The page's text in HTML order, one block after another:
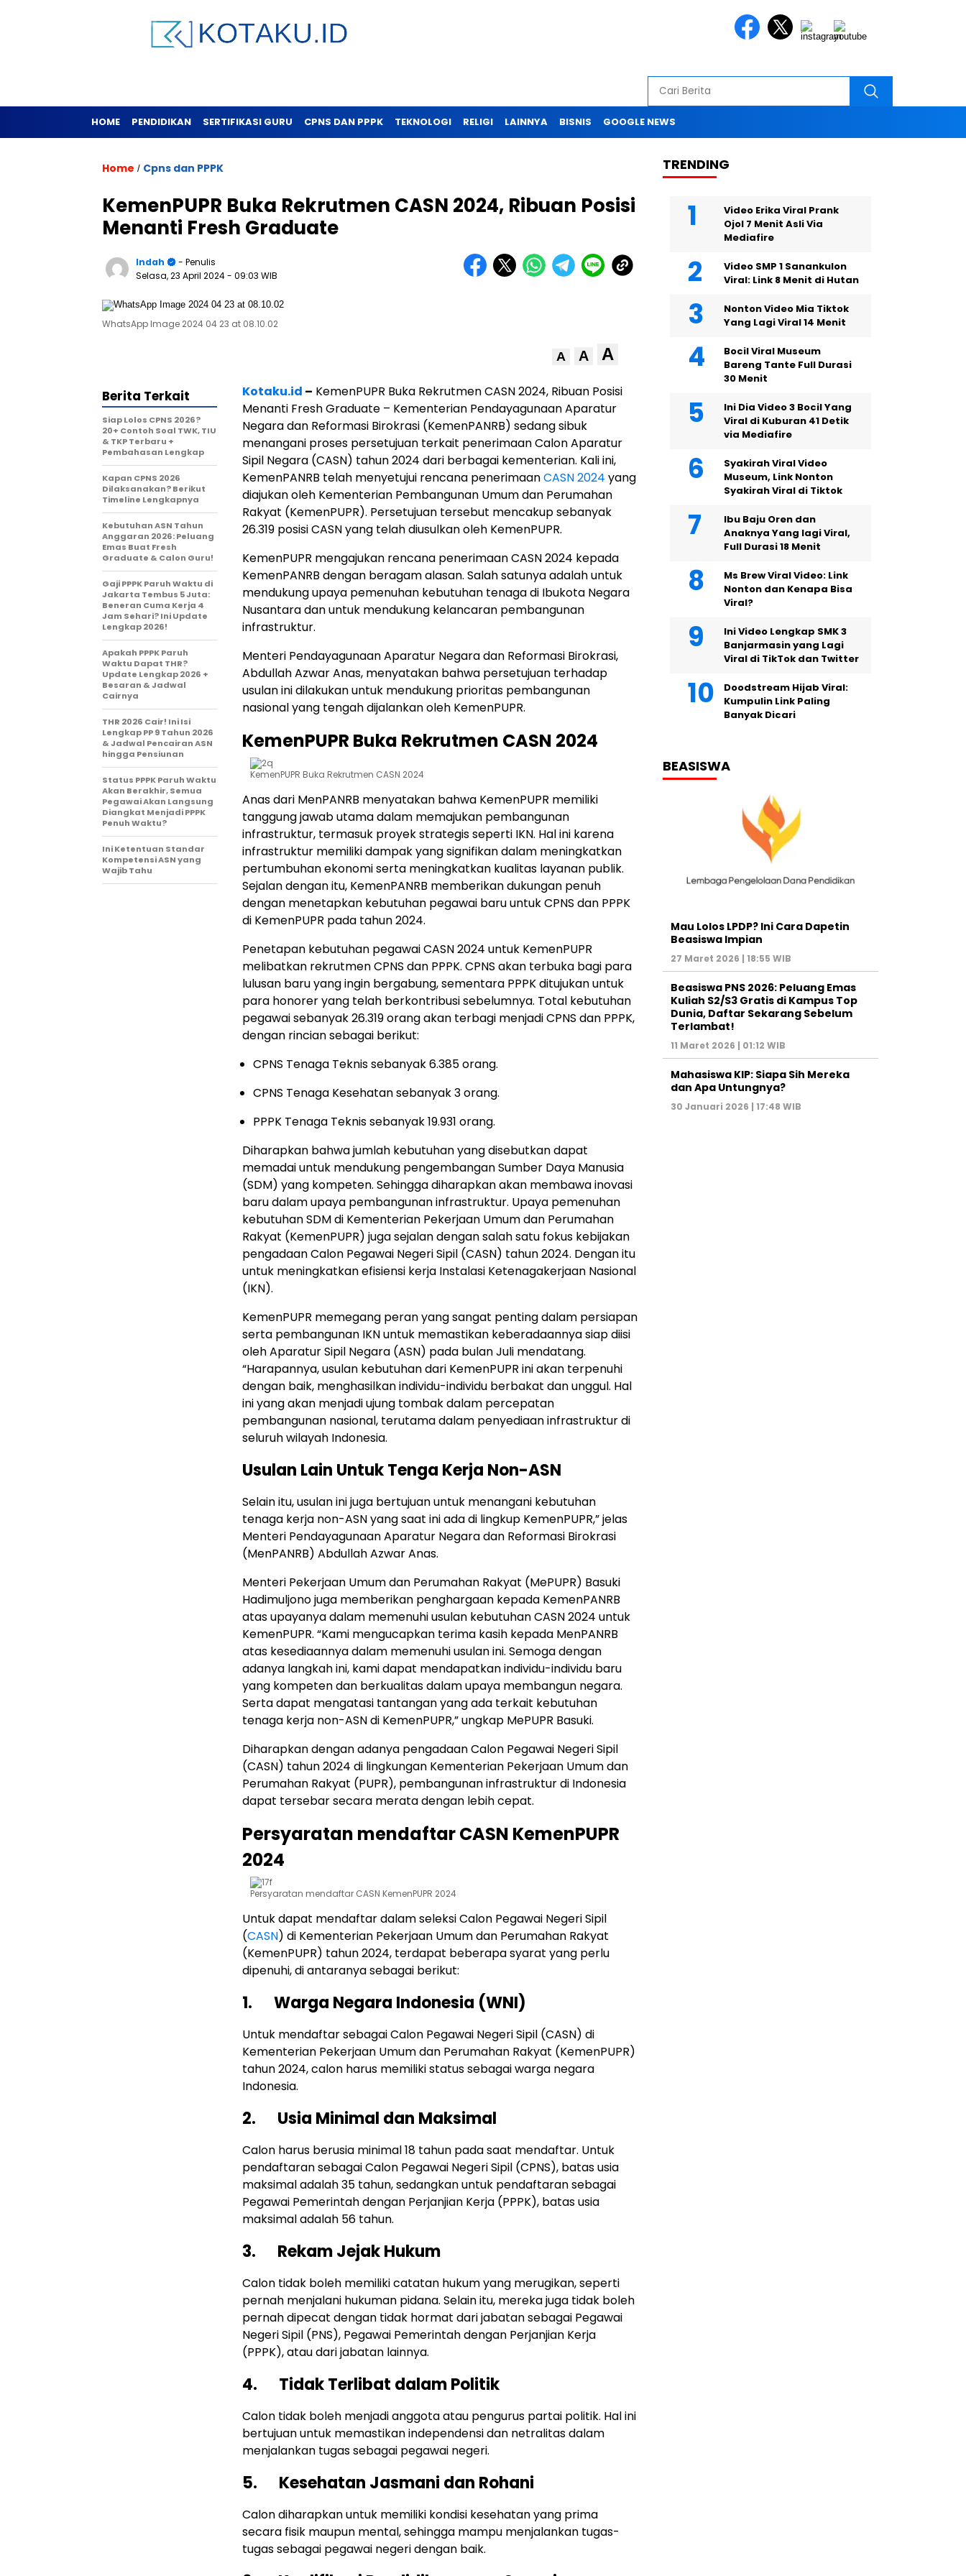
HOME PENDIDIKAN SERTIFIKASI GURU CPNS DAN PPPK TEKNOLOGI RELIGI LAINNYA BISNIS GOOGLE NEWS
Home / Cpns dan PPPK
KemenPUPR Buka Rekrutmen CASN 2024, Ribuan Posisi
Menanti Fresh Graduate
Indah
- Penulis
Selasa, 23 April 2024- 09:03 WIB
WhatsApp Image 2024 04 23 at 08.10.02
A A A
Kotaku.id – KemenPUPR Buka Rekrutmen CASN 2024, Ribuan Posisi
Menanti Fresh Graduate – Kementerian Pendayagunaan Aparatur
Negara dan Reformasi Birokrasi (KemenPANRB) sedang sibuk
menangani proses persetujuan terkait penerimaan Calon Aparatur
Sipil Negara (CASN) tahun 2024 dari berbagai kementerian. Kali ini,
KemenPANRB telah menyetujui rencana penerimaanCASN 2024 yang
diajukan oleh Kementerian Pembangunan Umum dan Perumahan
Rakyat (KemenPUPR). Persetujuan tersebut mencakup sebanyak
26.319 posisi CASN yang telah diusulkan oleh KemenPUPR.
KemenPUPR mengajukan rencana penerimaan CASN 2024 kepada
KemenPANRB dengan beragam alasan. Salah satunya adalah untuk
mendukung upaya pemenuhan kebutuhan tenaga di Ibukota Negara
Nusantara dan untuk mendukung kelancaran pembangunan
infrastruktur.
Menteri Pendayagunaan Aparatur Negara dan Reformasi Birokrasi,
Abdullah Azwar Anas, menyatakan bahwa persetujuan terhadap
usulan ini dilakukan untuk mendukung prioritas pembangunan
nasional yang tengah dijalankan oleh KemenPUPR.
KemenPUPR Buka Rekrutmen CASN 2024
KemenPUPR Buka Rekrutmen CASN 2024
Anas dari MenPANRB menyatakan bahwa KemenPUPR memiliki
tanggung jawab utama dalam memajukan pembangunan
infrastruktur, termasuk proyek strategis seperti IKN. Hal ini karena
infrastruktur memiliki dampak yang signifikan dalam meningkatkan
pertumbuhan ekonomi serta meningkatkan kualitas layanan publik.
Sejalan dengan itu, KemenPANRB memberikan dukungan penuh
dengan menetapkan kebutuhan pegawai baru untuk CPNS dan PPPK
di KemenPUPR pada tahun 2024.
Penetapan kebutuhan pegawai CASN 2024 untuk KemenPUPR
melibatkan rekrutmen CPNS dan PPPK. CPNS akan terbuka bagi para
lulusan baru yang ingin bergabung, sementara PPPK ditujukan untuk
para honorer yang telah berkontribusi sebelumnya. Total kebutuhan
pegawai sebanyak 26.319 orang akan terbagi menjadi CPNS dan PPPK,
dengan rincian sebagai berikut:
CPNS Tenaga Teknis sebanyak 6.385 orang.
CPNS Tenaga Kesehatan sebanyak 3 orang.
PPPK Tenaga Teknis sebanyak 19.931 orang.
Diharapkan bahwa jumlah kebutuhan yang disebutkan dapat
memadai untuk mendukung pengembangan Sumber Daya Manusia
(SDM) yang kompeten. Sehingga diharapkan akan membawa inovasi
baru dalam upaya pembangunan infrastruktur. Upaya pemenuhan
kebutuhan SDM di Kementerian Pekerjaan Umum dan Perumahan
Rakyat (KemenPUPR) juga sejalan dengan salah satu fokus kebijakan
pengadaan Calon Pegawai Negeri Sipil (CASN) tahun 2024. Dengan itu
untuk meningkatkan efisiensi kerja Instalasi Ketenagakerjaan Nasional
(IKN).
KemenPUPR memegang peran yang sangat penting dalam persiapan
serta pembangunan IKN untuk memastikan keberadaannya siap diisi
oleh Aparatur Sipil Negara (ASN) pada bulan Juli mendatang.
“Harapannya, usulan kebutuhan dari KemenPUPR ini akan terpenuhi
dengan baik, menghasilkan individu-individu berbakat dan unggul. Hal
ini yang akan menjadi ujung tombak dalam percepatan
pembangunan nasional, terutama dalam penyediaan infrastruktur di
seluruh wilayah Indonesia.
Usulan Lain Untuk Tenga Kerja Non-ASN
Selain itu, usulan ini juga bertujuan untuk menangani kebutuhan
tenaga kerja non-ASN yang saat ini ada di lingkup KemenPUPR,” jelas
Menteri Pendayagunaan Aparatur Negara dan Reformasi Birokrasi
(MenPANRB) Abdullah Azwar Anas.
Menteri Pekerjaan Umum dan Perumahan Rakyat (MePUPR) Basuki
Hadimuljono juga memberikan penghargaan kepada KemenPANRB
atas upayanya dalam memenuhi usulan kebutuhan CASN 2024 untuk
KemenPUPR. “Kami mengucapkan terima kasih kepada MenPANRB
atas kesediaannya dalam memenuhi usulan ini. Semoga dengan
adanya langkah ini, kami dapat mendapatkan individu-individu baru
yang kompeten dan berkualitas dalam upaya membangun negara.
Serta dapat mengatasi tantangan yang ada terkait kebutuhan
tenaga kerja non-ASN di KemenPUPR,” ungkap MePUPR Basuki.
Diharapkan dengan adanya pengadaan Calon Pegawai Negeri Sipil
(CASN) tahun 2024 di lingkungan Kementerian Pekerjaan Umum dan
Perumahan Rakyat (PUPR), pembangunan infrastruktur di Indonesia
dapat tersebar secara merata dengan lebih cepat.
Persyaratan mendaftar CASN KemenPUPR
2024
Persyaratan mendaftar CASN KemenPUPR 2024
Untuk dapat mendaftar dalam seleksi Calon Pegawai Negeri Sipil
(CASN) di Kementerian Pekerjaan Umum dan Perumahan Rakyat
(KemenPUPR) tahun 2024, terdapat beberapa syarat yang perlu
dipenuhi, di antaranya sebagai berikut:
1. Warga Negara Indonesia (WNI)
Untuk mendaftar sebagai Calon Pegawai Negeri Sipil (CASN) di
Kementerian Pekerjaan Umum dan Perumahan Rakyat (KemenPUPR)
tahun 2024, calon harus memiliki status sebagai warga negara
Indonesia.
2. Usia Minimal dan Maksimal
Calon harus berusia minimal 18 tahun pada saat mendaftar. Untuk
pendaftaran sebagai Calon Pegawai Negeri Sipil (CPNS), batas usia
maksimal adalah 35 tahun, sedangkan untuk pendaftaran sebagai
Pegawai Pemerintah dengan Perjanjian Kerja (PPPK), batas usia
maksimal adalah 56 tahun.
3. Rekam Jejak Hukum
Calon tidak boleh memiliki catatan hukum yang merugikan, seperti
pernah menjalani hukuman pidana. Selain itu, mereka juga tidak boleh
pernah dipecat dengan tidak hormat dari jabatan sebagai Pegawai
Negeri Sipil (PNS), Pegawai Pemerintah dengan Perjanjian Kerja
(PPPK), atau dari jabatan lainnya.
4. Tidak Terlibat dalam Politik
Calon tidak boleh menjadi anggota atau pengurus partai politik. Hal ini
bertujuan untuk memastikan independensi dan netralitas dalam
menjalankan tugas sebagai pegawai negeri.
5. Kesehatan Jasmani dan Rohani
Calon diharapkan untuk memiliki kondisi kesehatan yang prima
secara fisik maupun mental, sehingga mampu menjalankan tugas-
tugas sebagai pegawai negeri dengan baik.
Berita Terkait
Siap Lolos CPNS 2026?
20+ Contoh Soal TWK, TIU
& TKP Terbaru +
Pembahasan Lengkap
Kapan CPNS 2026
Dilaksanakan? Berikut
Timeline Lengkapnya
Kebutuhan ASN Tahun
Anggaran 2026: Peluang
Emas Buat Fresh
Graduate & Calon Guru!
Gaji PPPK Paruh Waktu di
Jakarta Tembus 5 Juta:
Beneran Cuma Kerja 4
Jam Sehari? Ini Update
Lengkap 2026!
Apakah PPPK Paruh
Waktu Dapat THR?
Update Lengkap 2026 +
Besaran & Jadwal
Cairnya
THR 2026 Cair! Ini Isi
Lengkap PP 9 Tahun 2026
& Jadwal Pencairan ASN
hingga Pensiunan
Status PPPK Paruh Waktu
Akan Berakhir, Semua
Pegawai Akan Langsung
Diangkat Menjadi PPPK
Penuh Waktu?
Ini Ketentuan Standar
Kompetensi ASN yang
Wajib Tahu
TRENDING
Video Erika Viral Prank
Ojol 7 Menit Asli Via
Mediafire
Video SMP 1 Sanankulon
Viral: Link 8 Menit di Hutan
Nonton Video Mia Tiktok
Yang Lagi Viral 14 Menit
Bocil Viral Museum
Bareng Tante Full Durasi
30 Menit
Ini Dia Video 3 Bocil Yang
Viral di Kuburan 41 Detik
via Mediafire
Syakirah Viral Video
Museum, Link Nonton
Syakirah Viral di Tiktok
Ibu Baju Oren dan
Anaknya Yang lagi Viral,
Full Durasi 18 Menit
Ms Brew Viral Video: Link
Nonton dan Kenapa Bisa
Viral?
Ini Video Lengkap SMK 3
Banjarmasin yang Lagi
Viral di TikTok dan Twitter
Doodstream Hijab Viral:
Kumpulin Link Paling
Banyak Dicari
BEASISWA
Mau Lolos LPDP? Ini Cara Dapetin
Beasiswa Impian
27 Maret 2026 | 18:55 WIB
Beasiswa PNS 2026: Peluang Emas
Kuliah S2/S3 Gratis di Kampus Top
Dunia, Daftar Sekarang Sebelum
Terlambat!
11 Maret 2026 | 01:12 WIB
Mahasiswa KIP: Siapa Sih Mereka
dan Apa Untungnya?
30 Januari 2026 | 17:48 WIB